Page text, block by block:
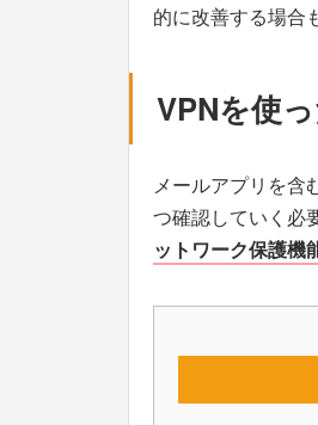
的に改善する場合
VPNを使
メールアプリを含
つ確認していく必
ットワーク保護機